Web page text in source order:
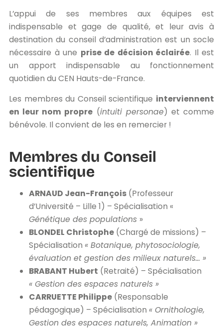
L’appui de ses membres aux équipes est
indispensable et gage de qualité, et leur avis à
destination du conseil d’administration est un socle
nécessaire à une prise de décision éclairée. Il est
un apport indispensable au fonctionnement
quotidien du CEN Hauts-de-France.
Les membres du Conseil scientifique interviennent
en leur nom propre (intuiti personae) et comme
bénévole. Il convient de les en remercier !
Membres du Conseil
scientifique
ARNAUD Jean-François (Professeur
d’Université – Lille 1) – Spécialisation «
Génétique des populations »
BLONDEL Christophe (Chargé de missions) –
Spécialisation « Botanique, phytosociologie,
évaluation et gestion des milieux naturels… »
BRABANT Hubert (Retraité) – Spécialisation
« Gestion des espaces naturels »
CARRUETTE Philippe (Responsable
pédagogique) – Spécialisation « Ornithologie,
Gestion des espaces naturels, Animation »